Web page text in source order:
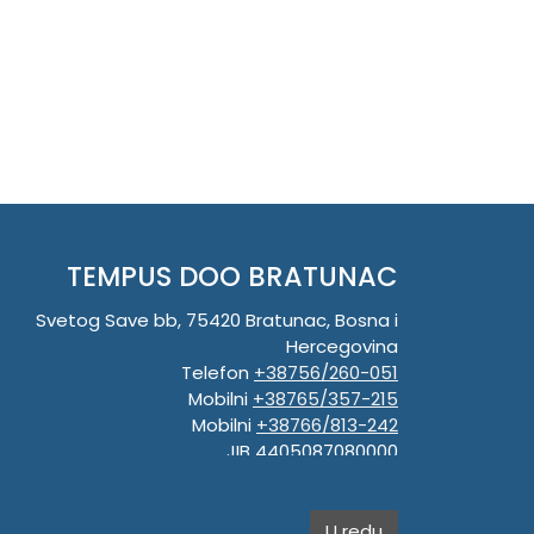
TEMPUS DOO BRATUNAC
Svetog Save bb, 75420 Bratunac, Bosna i
Hercegovina
Telefon +38756/260-051
Mobilni +38765/357-215
Mobilni +38766/813-242
JIB 4405087080000